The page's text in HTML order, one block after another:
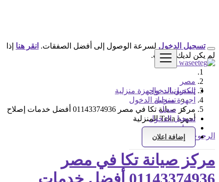
تسجيل الدخول
تسجيل الدخول
سجل
تسجيل الدخول
سجل
إضافة اعلان
تسجيل الدخول لسرعة الوصول إلى أفضل الصفقات. انقر هنا إذا
لم يكن لديك حساب.
مصر
إلكترونيات واجهزة منزلية
اجهزة منزلية
مركز صيانة تكا في مصر 01143374936 أفضل خدمات إصلاح
أجهزة Teka المنزلية
الرجوع إلى النتائج
مركز صيانة تكا في مصر